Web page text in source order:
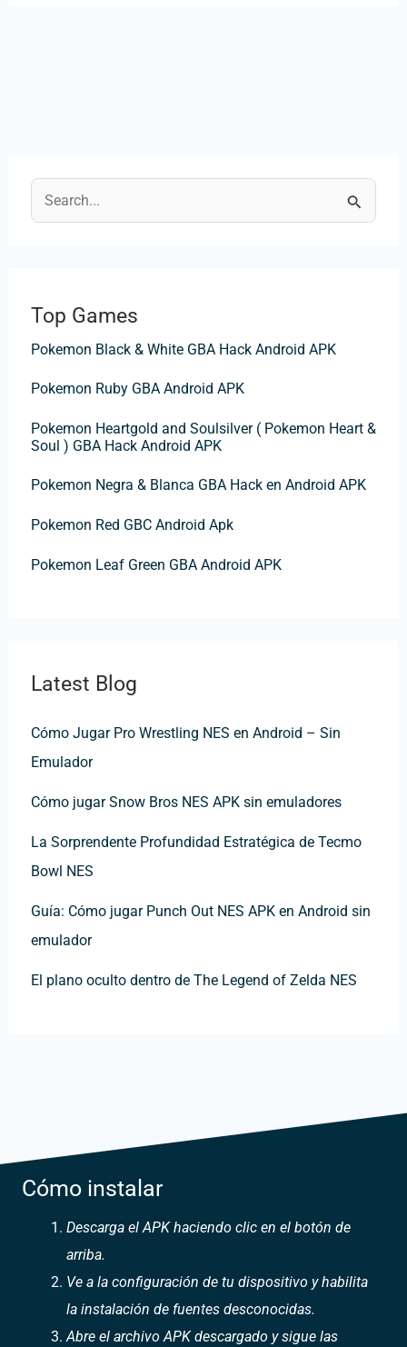
a
r
p
r
Top Games
Pokemon Black & White GBA Hack Android APK
Pokemon Ruby GBA Android APK
Pokemon Heartgold and Soulsilver ( Pokemon Heart &
Soul ) GBA Hack Android APK
Pokemon Negra & Blanca GBA Hack en Android APK
Pokemon Red GBC Android Apk
Pokemon Leaf Green GBA Android APK
Latest Blog
Cómo Jugar Pro Wrestling NES en Android – Sin
Emulador
Cómo jugar Snow Bros NES APK sin emuladores
La Sorprendente Profundidad Estratégica de Tecmo
Bowl NES
Guía: Cómo jugar Punch Out NES APK en Android sin
emulador
El plano oculto dentro de The Legend of Zelda NES
Cómo instalar
Descarga el APK haciendo clic en el botón de
arriba.
Ve a la configuración de tu dispositivo y habilita
la instalación de fuentes desconocidas.
Abre el archivo APK descargado y sigue las